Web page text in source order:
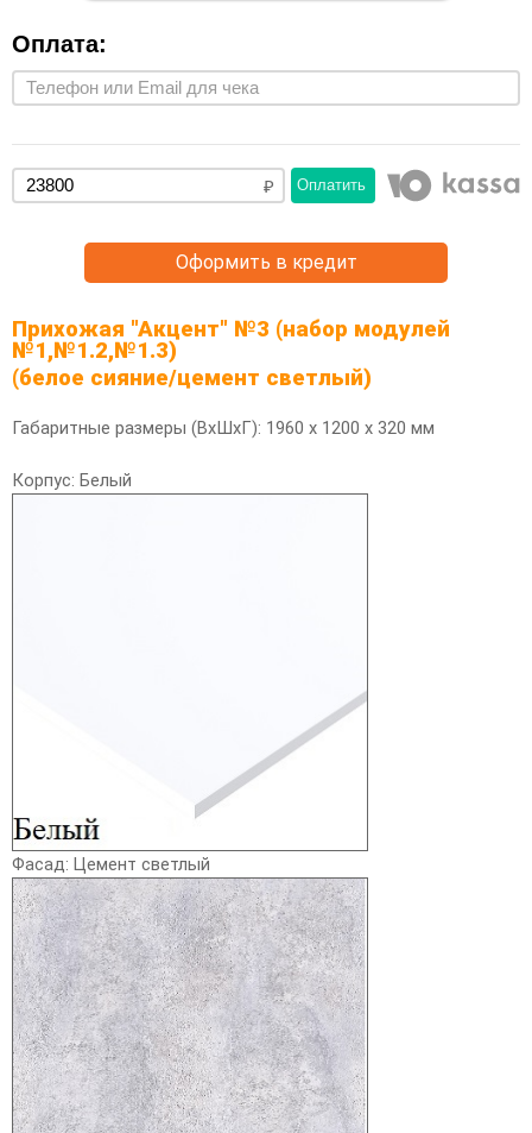
Оплата:
Оплатить
Оформить в кредит
Прихожая "Акцент" №3 (набор модулей
№1,№1.2,№1.3)
(белое сияние/цемент светлый)
Габаритные размеры (ВхШхГ): 1960 х 1200 х 320 мм
Корпус: Белый
Фасад: Цемент светлый